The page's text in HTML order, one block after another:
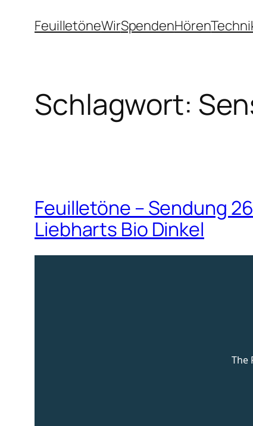
InhaltFeuilletöneWirSpendenHören
Schlagwort:
Feuilletöne – Sendung
Liebharts Bio Dinkel